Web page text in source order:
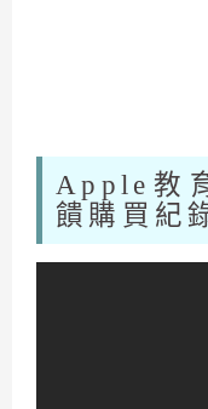
Apple教
饋購買紀